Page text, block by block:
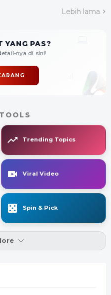
Lebih lama
YANG PAS?
nya di sini!
Trending Topics
Viral Video
Spin & Pick